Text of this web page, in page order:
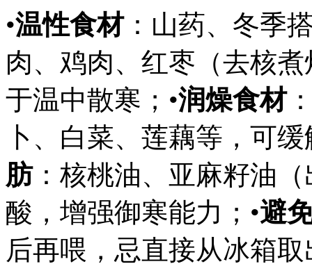
•温性食材：山药、冬季
肉、鸡肉、红枣（去核
于温中散寒；•润燥食材
卜、白菜、莲藕等，可
肪：核桃油、亚麻籽油
酸，增强御寒能力；•避
后再喂，忌直接从冰箱